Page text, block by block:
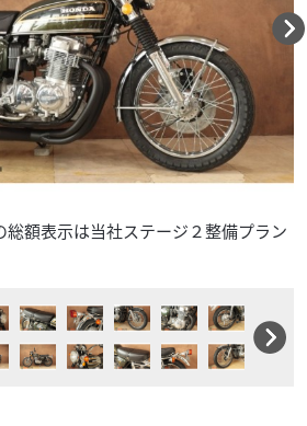
総額表示は当社ステージ２整備プラン